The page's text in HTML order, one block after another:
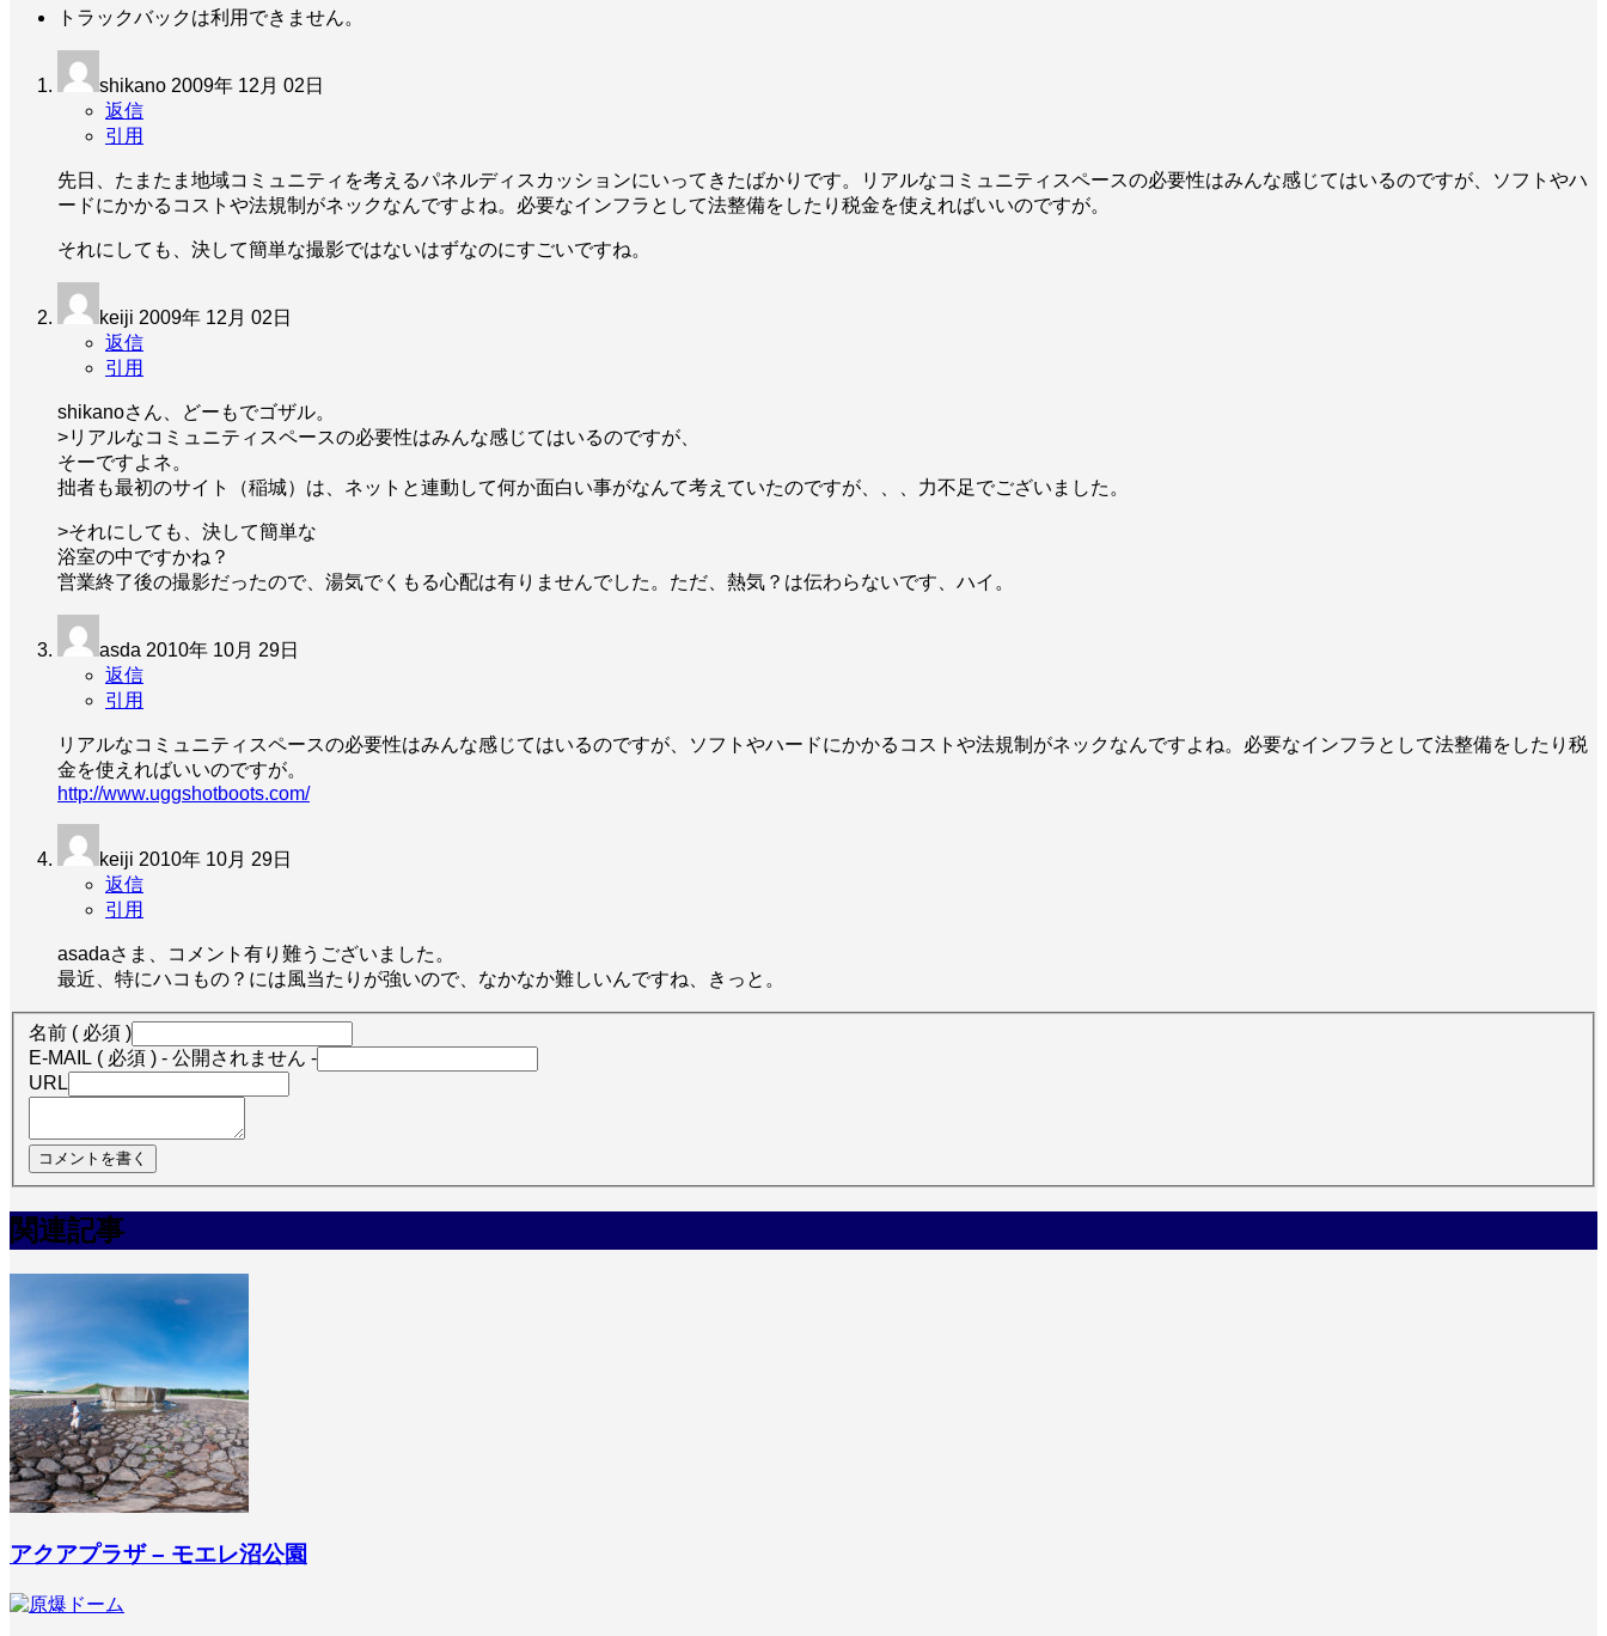
トラックバックは利用できません。
shikano 2009年 12月 02日
返信
引用
先日、たまたま地域コミュニティを考えるパネルディスカッションにいってきたばかりです。リアルなコミュニティスペースの必要性はみんな感じてはいるのですが、ソフトやハ
ードにかかるコストや法規制がネックなんですよね。必要なインフラとして法整備をしたり税金を使えればいいのですが。
それにしても、決して簡単な撮影ではないはずなのにすごいですね。
keiji 2009年 12月 02日
返信
引用
shikanoさん、どーもでゴザル。
>リアルなコミュニティスペースの必要性はみんな感じてはいるのですが、
そーですよネ。
拙者も最初のサイト（稲城）は、ネットと連動して何か面白い事がなんて考えていたのですが、、、力不足でございました。
>それにしても、決して簡単な
浴室の中ですかね？
営業終了後の撮影だったので、湯気でくもる心配は有りませんでした。ただ、熱気？は伝わらないです、ハイ。
asda 2010年 10月 29日
返信
引用
リアルなコミュニティスペースの必要性はみんな感じてはいるのですが、ソフトやハードにかかるコストや法規制がネックなんですよね。必要なインフラとして法整備をしたり税
金を使えればいいのですが。
http://www.uggshotboots.com/
keiji 2010年 10月 29日
返信
引用
asadaさま、コメント有り難うございました。
最近、特にハコもの？には風当たりが強いので、なかなか難しいんですね、きっと。
名前 ( 必須 )
E-MAIL ( 必須 ) - 公開されません -
URL
関連記事
アクアプラザ – モエレ沼公園